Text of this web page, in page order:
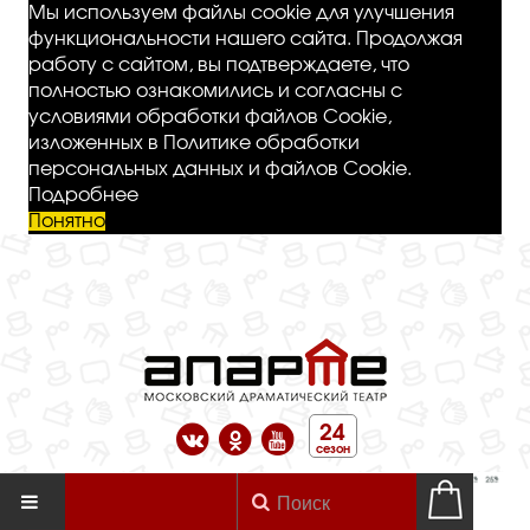
Мы используем файлы cookie для улучшения
функциональности нашего сайта. Продолжая
работу с сайтом, вы подтверждаете, что
полностью ознакомились и согласны с
условиями обработки файлов Cookie,
изложенных в Политике обработки
персональных данных и файлов Cookie.
Подробнее
Понятно
24
сезон